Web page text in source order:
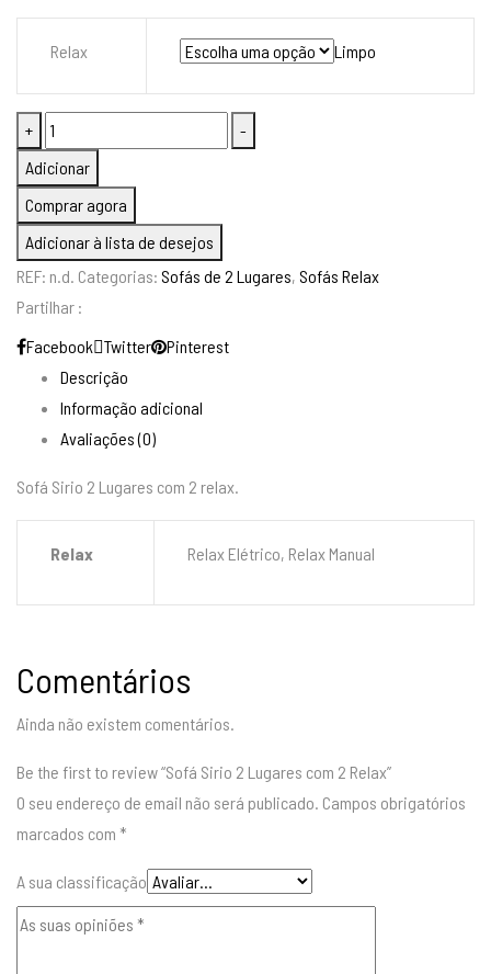
Relax Limpo
+
Quantidade
de
Sofá
Sirio
2
Lugares
com
2
Relax
-
Adicionar
Comprar agora
Adicionar à lista de desejos
REF: n.d. Categorias: Sofás de 2 Lugares, Sofás Relax
Partilhar :
Facebook Twitter
Pinterest
Descrição
Informação adicional
Avaliações (0)
Sofá Sirio 2 Lugares com 2 relax.
Relax Relax Elétrico, Relax Manual
Comentários
Ainda não existem comentários.
Be the first to review “Sofá Sirio 2 Lugares com 2 Relax”
O seu endereço de email não será publicado. Campos obrigatórios
marcados com *
A sua classificação